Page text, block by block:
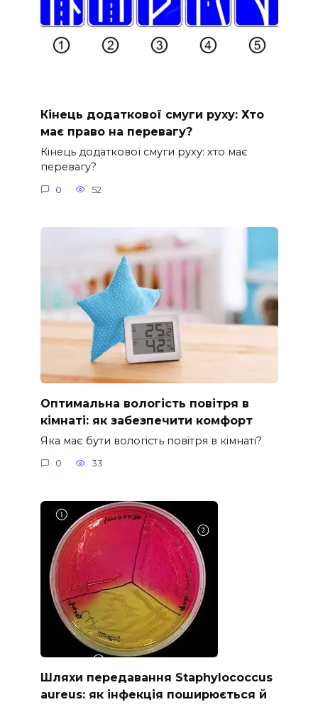
Кінець додаткової смуги руху: Хто
має право на перевагу?
Кінець додаткової смуги руху: хто має
перевагу?
0 52
Оптимальна вологість повітря в
кімнаті: як забезпечити комфорт
Яка має бути вологість повітря в кімнаті?
0 33
Шляхи передавання Staphylococcus
aureus: як інфекція поширюється й